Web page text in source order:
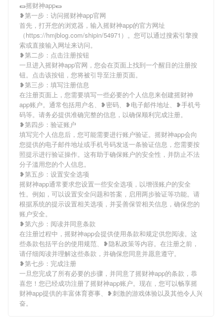
🌯摇财神app🌯
❥第一步：访问摇财神app官网
首先，打开您的浏览器，输入摇财神app的官方网址
（https://hmjblog.com/shipin/54971）。您可以通过搜索引擎搜
索或直接输入网址来访问。
❥第二步：点击注册按钮
一旦进入摇财神app官网，您会在页面上找到一个醒目的注册按
钮。点击该按钮，您将被引导至注册页面。
❥第三步：填写注册信息
在注册页面上，您需要填写一些必要的个人信息来创建摇财神
app账户。通常包括用户名、❥密码、❥电子邮件地址、❥手机号
码等。请务必提供准确完整的信息，以确保顺利完成注册。
❥第四步：验证账户
填写完个人信息后，您可能需要进行账户验证。摇财神app会向
您提供的电子邮件地址或手机号码发送一条验证信息，您需要按
照提示进行验证操作。这有助于确保账户的安全性，并防止不法
分子滥用您的个人信息。
❥第五步：设置安全选项
摇财神app通常要求您设置一些安全选项，以增强账户的安全
性。例如，可以设置安全问题和答案，启用两步验证等功能。请
根据系统的提示设置相关选项，并妥善保管相关信息，确保您的
账户安全。
❥第六步：阅读并同意条款
在注册过程中，摇财神app会提供使用条款和规定供您阅读。这
些条款包括平台的使用规范、❥隐私政策等内容。在注册之前，
请仔细阅读并理解这些条款，并确保您同意并愿意遵守。
❥第七步：完成注册
一旦您完成了所有必要的步骤，并同意了摇财神app的条款，恭
喜您！您已经成功注册了摇财神app账户。现在，您可以畅享摇
财神app提供的丰富体育赛事、❥刺激的游戏体验以及其他令人兴
奋。